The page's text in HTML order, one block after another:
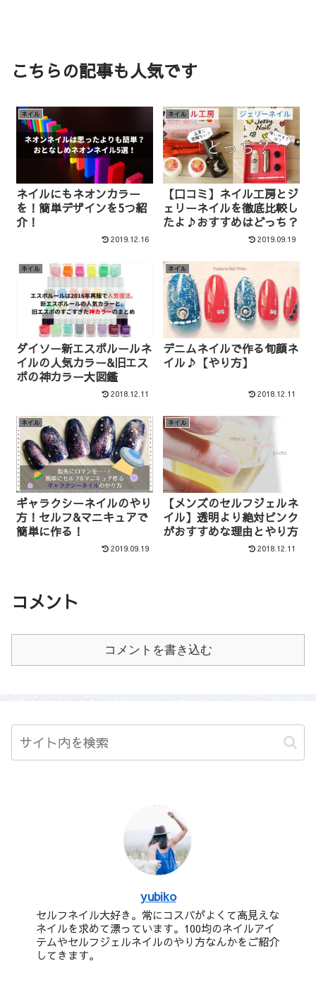
こちらの記事も人気です
ネイル
ネイルにもネオンカラー
を！簡単デザインを5つ紹
介！
2019.12.16
ネイル
【口コミ】ネイル工房とジ
ェリーネイルを徹底比較し
たよ♪おすすめはどっち？
2019.09.19
ネイル
ダイソー新エスポルールネ
イルの人気カラー&旧エス
ポの神カラー大図鑑
2018.12.11
ネイル
デニムネイルで作る旬顔ネ
イル♪【やり方】
2018.12.11
ネイル
ギャラクシーネイルのやり
方！セルフ&マニキュアで
簡単に作る！
2019.09.19
ネイル
【メンズのセルフジェルネ
イル】透明より絶対ピンク
がおすすめな理由とやり方
2018.12.11
コメント
コメントを書き込む
yubiko
セルフネイル大好き。常にコスパがよくて高見えな
ネイルを求めて漂っています。100均のネイルアイ
テムやセルフジェルネイルのやり方なんかをご紹介
してきます。